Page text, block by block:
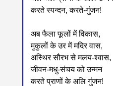
करते स्पन्दन, करते-गुंजन!
अब फैला फूलों में विकास,
मुकुलों के उर में मदिर वास,
अस्थिर सौरभ से मलय-श्वास,
जीवन-मधु-संचय को उन्मन
करते प्राणों के अलि गुंजन!